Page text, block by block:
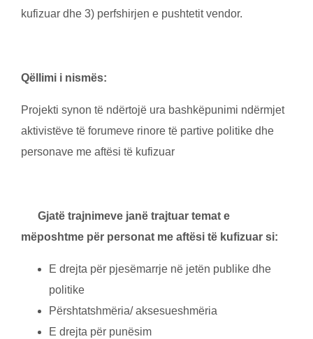
kufizuar dhe 3) perfshirjen e pushtetit vendor.
Qëllimi i nismës:
Projekti synon të ndërtojë ura bashkёpunimi ndërmjet
aktivistëve të forumeve rinore të partive politike dhe
personave me aftësi të kufizuar
Gjatë trajnimeve janë trajtuar temat e
mëposhtme pёr personat me aftësi të kufizuar si:
E drejta për pjesëmarrje në jetën publike dhe
politike
Përshtatshmëria/ aksesueshmëria
E drejta për punësim
Sing up for our emails and
rebuild world delivered